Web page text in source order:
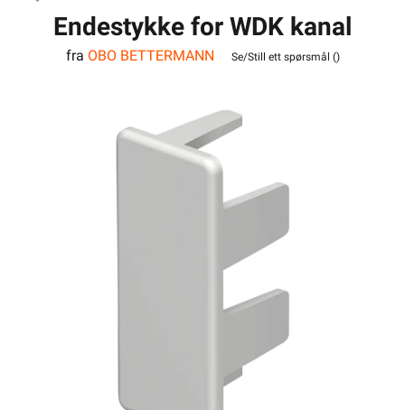
Endestykke for WDK kanal
15040RW
fra OBO BETTERMANN Se/Still ett spørsmål ()